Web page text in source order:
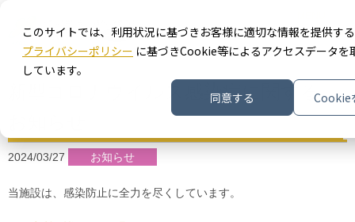
このサイトでは、利用状況に基づきお客様に適切な情報を提供す
プライバシーポリシー に基づきCookie等によるアクセスデータを
しています。
同意する
Cookie
新型コロナウイルス感染症に関する
2024/03/27 お知らせ
当施設は、感染防止に全力を尽くしています。